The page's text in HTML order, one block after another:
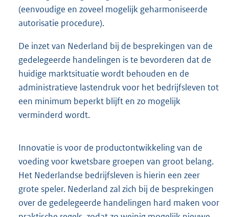
(eenvoudige en zoveel mogelijk geharmoniseerde
autorisatie procedure).
De inzet van Nederland bij de besprekingen van de
gedelegeerde handelingen is te bevorderen dat de
huidige marktsituatie wordt behouden en de
administratieve lastendruk voor het bedrijfsleven tot
een minimum beperkt blijft en zo mogelijk
verminderd wordt.
Innovatie is voor de productontwikkeling van de
voeding voor kwetsbare groepen van groot belang.
Het Nederlandse bedrijfsleven is hierin een zeer
grote speler. Nederland zal zich bij de besprekingen
over de gedelegeerde handelingen hard maken voor